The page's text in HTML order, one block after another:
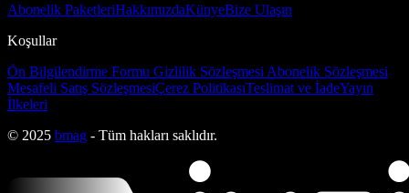
Abonelik PaketleriHakkımızdaKünyeBize Ulaşın
Koşullar
Ön Bilgilendirme Formu Gizlilik Sözleşmesi Abonelik Sözleşmesi
Mesafeli Satış SözleşmesiÇerez PolitikasıTeslimat ve İadeYayın
İlkeleri
© 2025 bmag - Tüm hakları saklıdır.